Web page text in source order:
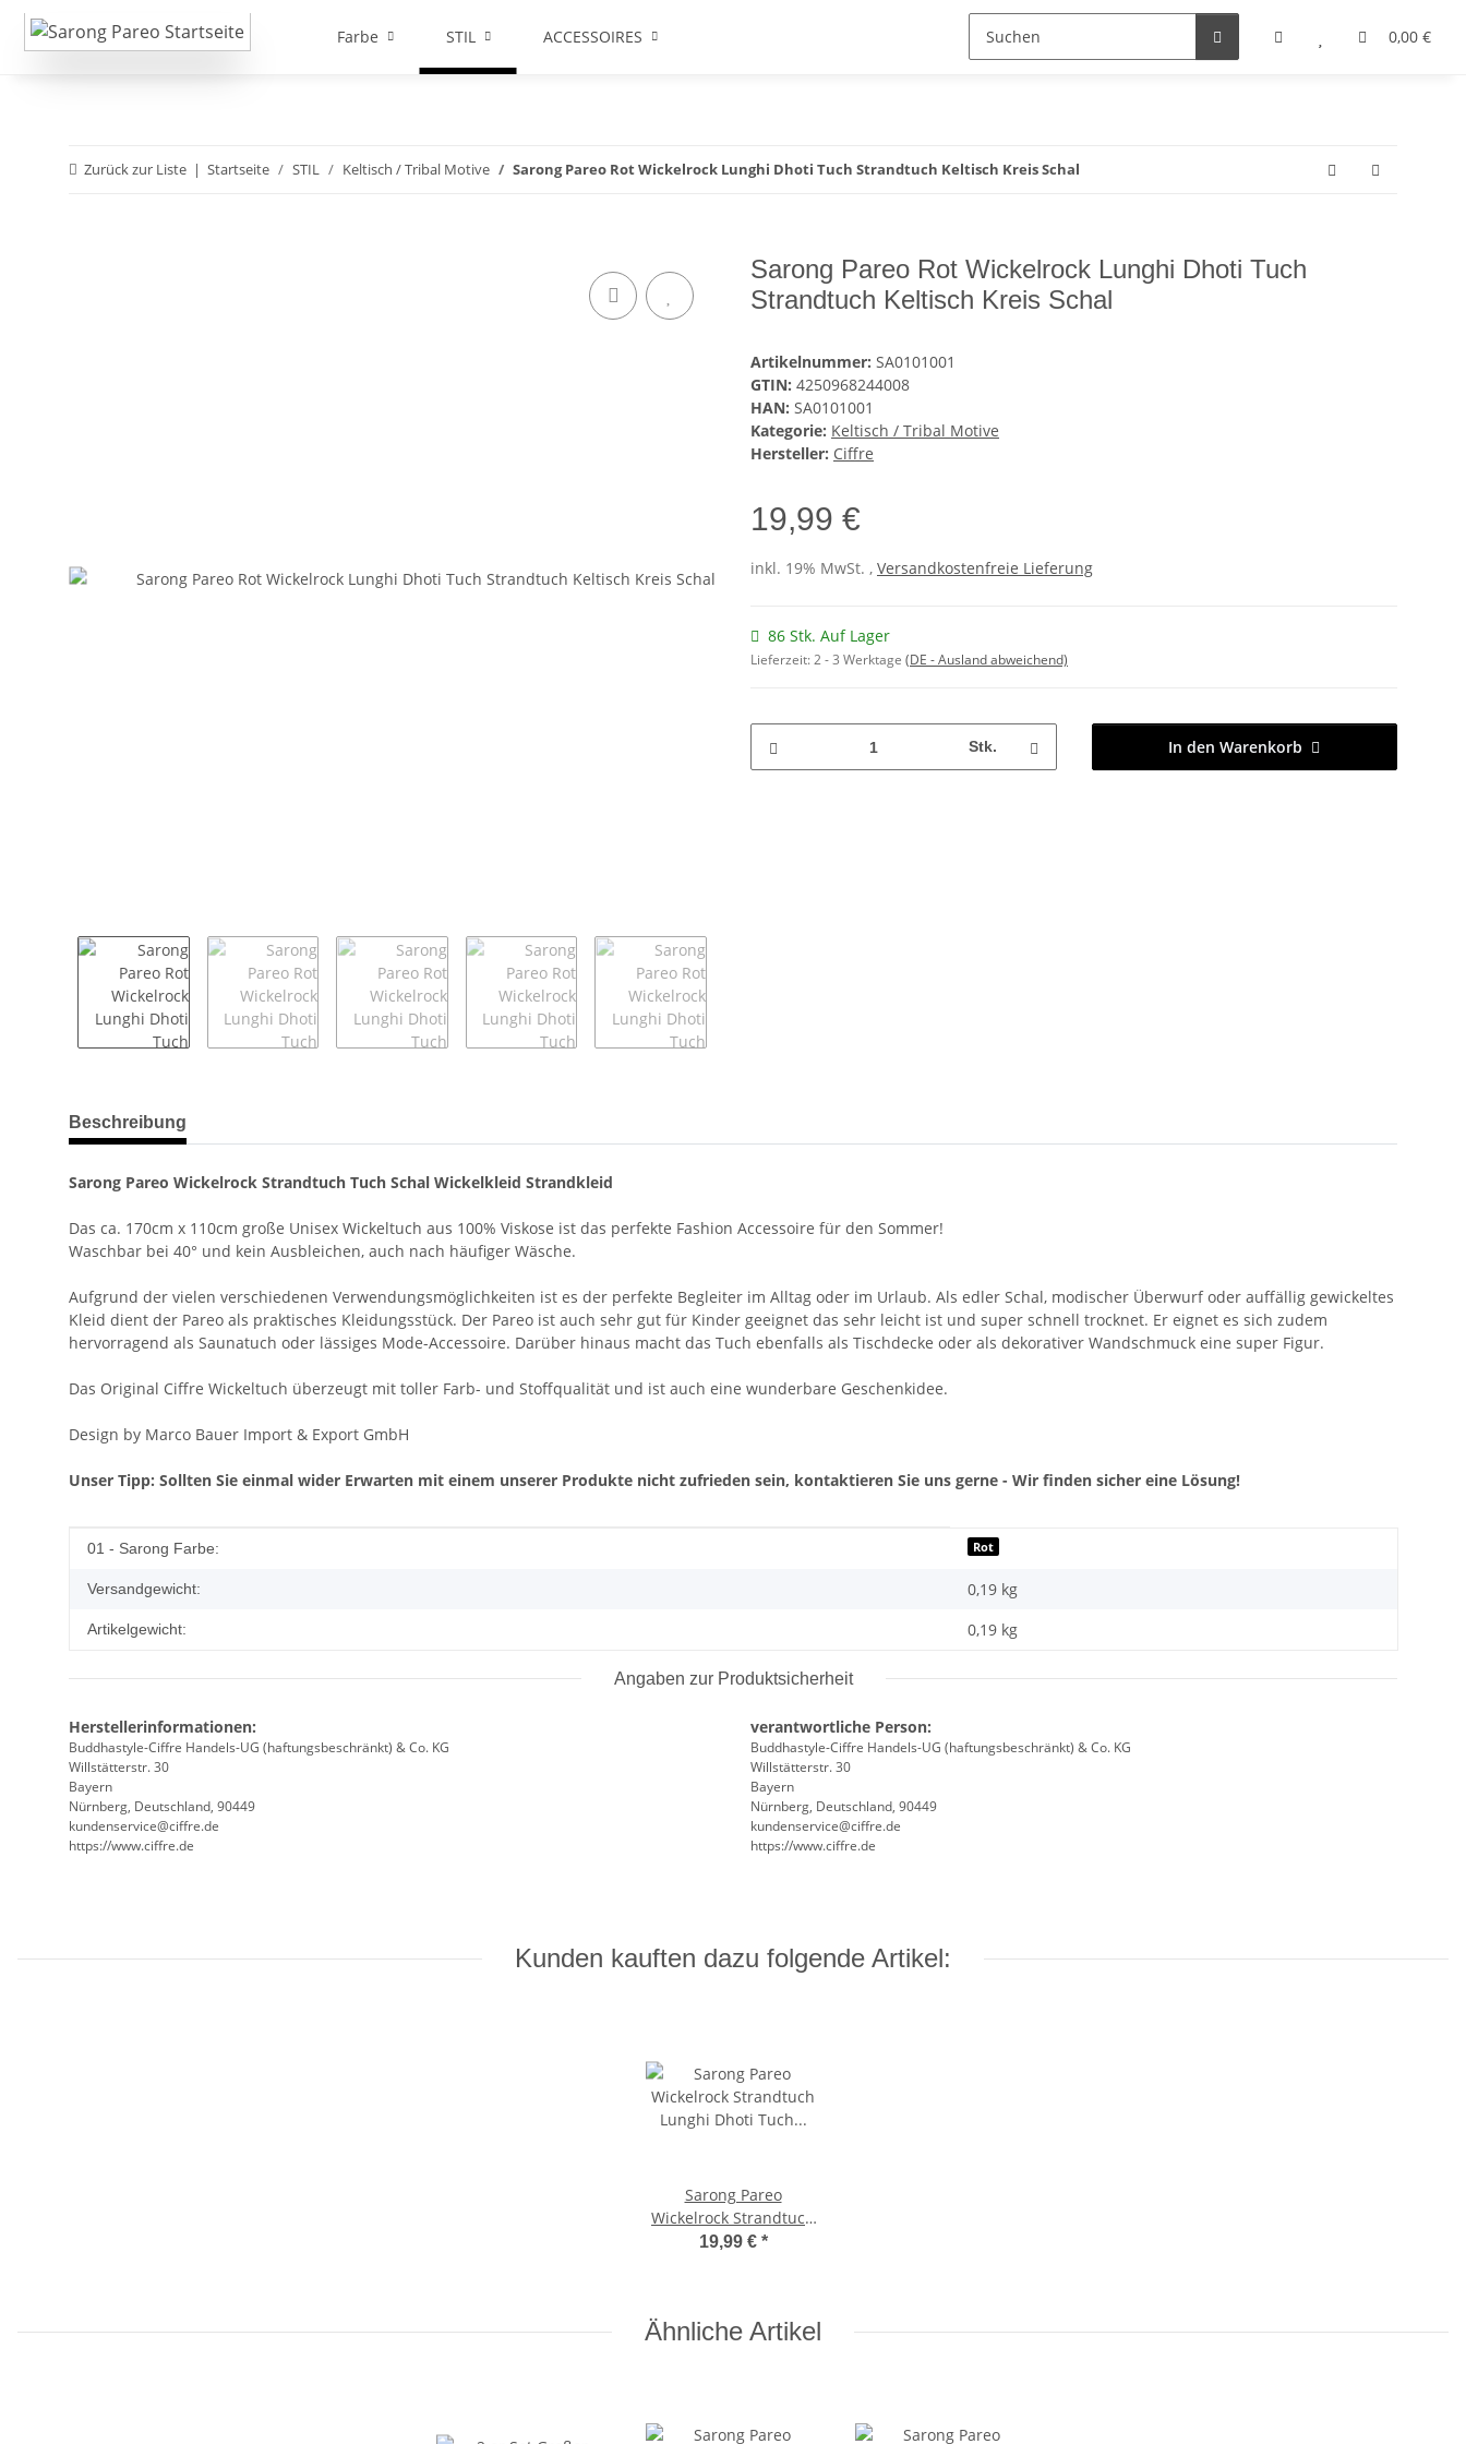
0,00 €
Farbe STIL ACCESSOIRES
Zurück zur Liste Startseite STIL Keltisch / Tribal Motive Sarong Pareo Rot Wickelrock Lunghi Dhoti Tuch Strandtuch Keltisch Kreis Schal
Sarong Pareo Rot Wickelrock Lunghi Dhoti Tuch
Strandtuch Keltisch Kreis Schal
Artikelnummer: SA0101001
GTIN: 4250968244008
HAN: SA0101001
Kategorie: Keltisch / Tribal Motive
Hersteller: Ciffre
19,99 €
inkl. 19% MwSt. , Versandkostenfreie Lieferung
86 Stk. Auf Lager
Lieferzeit:2 - 3 Werktage (DE - Ausland abweichend)
Stk. In den Warenkorb
weitere Registerkarten anzeigen
Beschreibung
Sarong Pareo Wickelrock Strandtuch Tuch Schal Wickelkleid Strandkleid
Das ca. 170cm x 110cm große Unisex Wickeltuch aus 100% Viskose ist das perfekte Fashion Accessoire für den Sommer!
Waschbar bei 40° und kein Ausbleichen, auch nach häufiger Wäsche.
Aufgrund der vielen verschiedenen Verwendungsmöglichkeiten ist es der perfekte Begleiter im Alltag oder im Urlaub. Als edler Schal, modischer Überwurf oder auffällig gewickeltes
Kleid dient der Pareo als praktisches Kleidungsstück. Der Pareo ist auch sehr gut für Kinder geeignet das sehr leicht ist und super schnell trocknet. Er eignet es sich zudem
hervorragend als Saunatuch oder lässiges Mode-Accessoire. Darüber hinaus macht das Tuch ebenfalls als Tischdecke oder als dekorativer Wandschmuck eine super Figur.
Das Original Ciffre Wickeltuch überzeugt mit toller Farb- und Stoffqualität und ist auch eine wunderbare Geschenkidee.
Design by Marco Bauer Import & Export GmbH
Unser Tipp: Sollten Sie einmal wider Erwarten mit einem unserer Produkte nicht zufrieden sein, kontaktieren Sie uns gerne - Wir finden sicher eine Lösung!
Produkteigenschaft
Wert
01 - Sarong Farbe: Rot
Versandgewicht: 0,19 kg
Artikelgewicht: 0,19 kg
Angaben zur Produktsicherheit
Herstellerinformationen:
Buddhastyle-Ciffre Handels-UG (haftungsbeschränkt) & Co. KG
Willstätterstr. 30
Bayern
Nürnberg, Deutschland, 90449
kundenservice@ciffre.de
https://www.ciffre.de
verantwortliche Person:
Buddhastyle-Ciffre Handels-UG (haftungsbeschränkt) & Co. KG
Willstätterstr. 30
Bayern
Nürnberg, Deutschland, 90449
kundenservice@ciffre.de
https://www.ciffre.de
Kunden kauften dazu folgende Artikel:
Sarong Pareo
Wickelrock Strandtuch
Lunghi Dhoti Tuch
19,99 € *
Ähnliche Artikel